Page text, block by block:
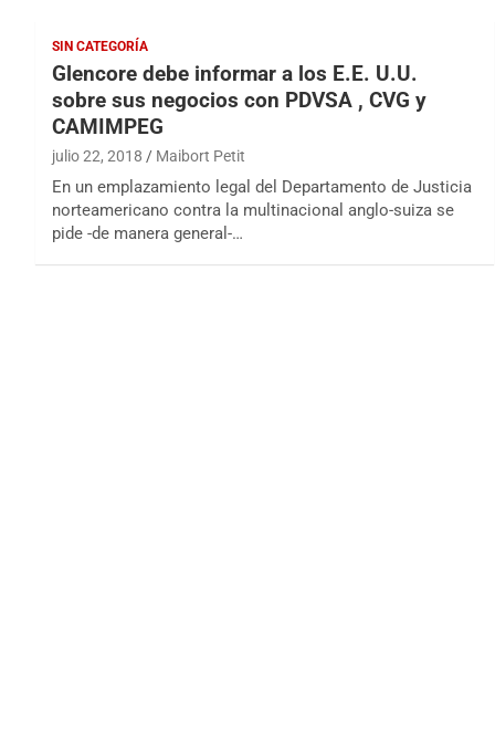
SIN CATEGORÍA
Glencore debe informar a los E.E. U.U.
sobre sus negocios con PDVSA , CVG y
CAMIMPEG
julio 22, 2018 Maibort Petit
En un emplazamiento legal del Departamento de Justicia
norteamericano contra la multinacional anglo-suiza se
pide -de manera general-…